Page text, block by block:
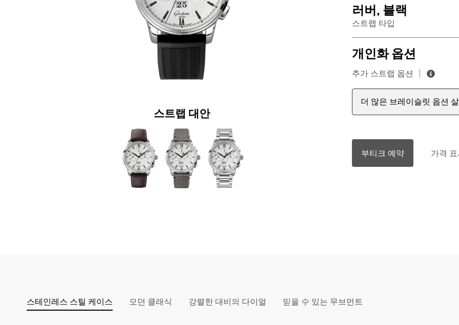
스트랩 대안
러버, 블랙
스트랩 타입
개인화 옵션
추가 스트랩 옵션
더 많은 브레이슬릿 옵션
부티크 예약 가격 표
스테인레스 스틸 케이스 모던 클래식 강렬한 대비의 다이얼 믿을 수 있는 무브먼트